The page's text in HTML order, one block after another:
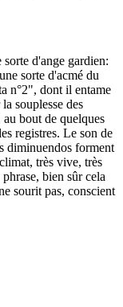
d'ange gardien:
sorte d'acmé du
n°2", dont il entame
souplesse des
bout de quelques
registres. Le son de
diminuendos forment
très vive, très
bien sûr cela
sourit pas, conscient